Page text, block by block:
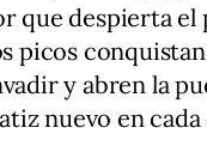
que despierta el
picos
y abren la
nuevo en cada